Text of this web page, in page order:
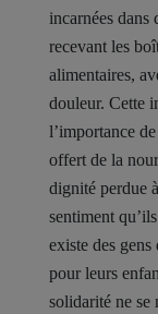
incarnées dans
recevant les
alimentaires,
douleur. Cette
l’importance
offert de la
dignité perdue
sentiment
existe des
pour leurs
solidarité ne se